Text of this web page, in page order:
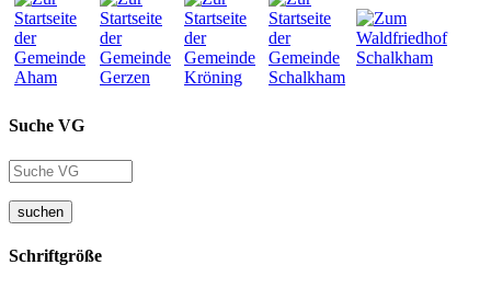
Suche VG
suchen
Schriftgröße